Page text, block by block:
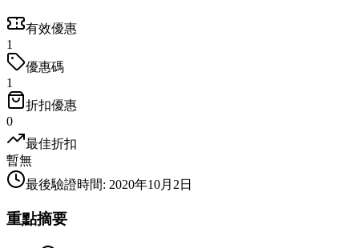
有效優惠
1
優惠碼
1
折扣優惠
0
最佳折扣
暫無
最後驗證時間: 2020年10月2日
重點摘要